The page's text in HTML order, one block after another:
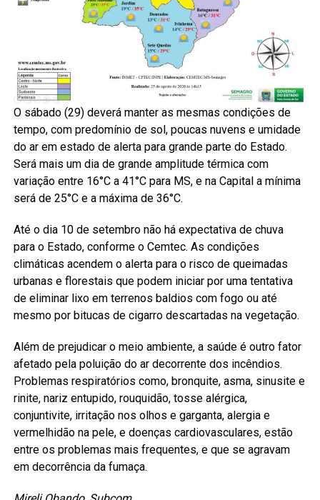
O sábado (29) deverá manter as mesmas condições de
tempo, com predomínio de sol, poucas nuvens e umidade
do ar em estado de alerta para grande parte do Estado.
Será mais um dia de grande amplitude térmica com
variação entre 16°C a 41°C para MS, e na Capital a mínima
será de 25°C e a máxima de 36°C.
Até o dia 10 de setembro não há expectativa de chuva
para o Estado, conforme o Cemtec. As condições
climáticas acendem o alerta para o risco de queimadas
urbanas e florestais que podem iniciar por uma tentativa
de eliminar lixo em terrenos baldios com fogo ou até
mesmo por bitucas de cigarro descartadas na vegetação.
Além de prejudicar o meio ambiente, a saúde é outro fator
afetado pela poluição do ar decorrente dos incêndios.
Problemas respiratórios como, bronquite, asma, sinusite e
rinite, nariz entupido, rouquidão, tosse alérgica,
conjuntivite, irritação nos olhos e garganta, alergia e
vermelhidão na pele, e doenças cardiovasculares, estão
entre os problemas mais frequentes, e que se agravam
em decorrência da fumaça.